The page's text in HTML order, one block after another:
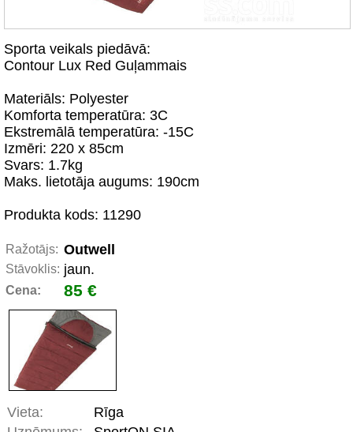
Sporta veikals piedāvā:
Contour Lux Red Guļammais
Materiāls: Polyester
Komforta temperatūra: 3C
Ekstremālā temperatūra: -15C
Izmēri: 220 x 85cm
Svars: 1.7kg
Maks. lietotāja augums: 190cm
Produkta kods: 11290
Ražotājs: Outwell
Stāvoklis: jaun.
Cena: 85 €
Vieta:
Rīga